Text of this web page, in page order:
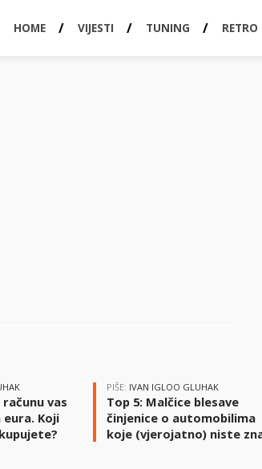
HOME VIJESTI TUNING RETRO
vas
eura. Koji
PIŠE: IVAN IGLOO GLUHAK
Top 5: Malčice blesave
činjenice o automobilima
koje (vjerojatno) niste